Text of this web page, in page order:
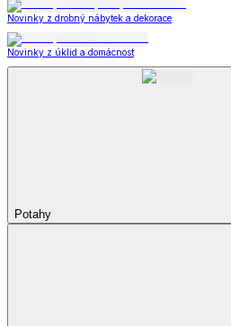
Novinky z drobný nábytek a dekorace
Novinky z úklid a domácnost
Potahy